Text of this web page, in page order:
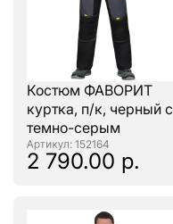
Костюм ФАВОРИТ
куртка, п/к, черный с
темно-серым
: 152164
2 790.00 р.